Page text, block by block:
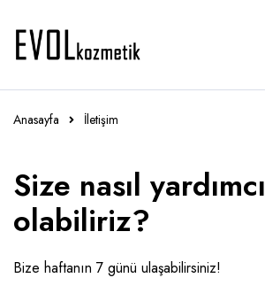
Anasayfa İletişim
Size nasıl yardımcı
olabiliriz?
Bize haftanın 7 günü ulaşabilirsiniz!